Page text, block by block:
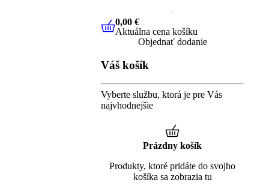
0,00 €Aktuálna cena košíku
0,00 €
Aktuálna cena košíku
Objednať dodanie
Váš košík
Vyberte službu, ktorá je pre Vás
najvhodnejšie
Prázdny košík
Produkty, ktoré pridáte do svojho
košíka sa zobrazia tu